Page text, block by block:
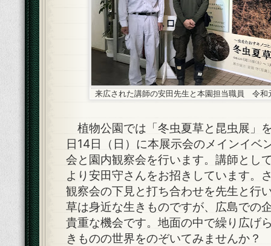
来広された講師の安田先生と本園担当職員 令和
植物公園では「冬虫夏草と昆虫展」
日14日（日）に本展示会のメインイベ
会と園内観察会を行います。講師とし
より安田守さんをお招きしています。
観察会の下見と打ち合わせを先生と行
草は身近な生きものですが、広島での
貴重な機会です。地面の中で繰り広げ
きものの世界をのぞいてみませんか？